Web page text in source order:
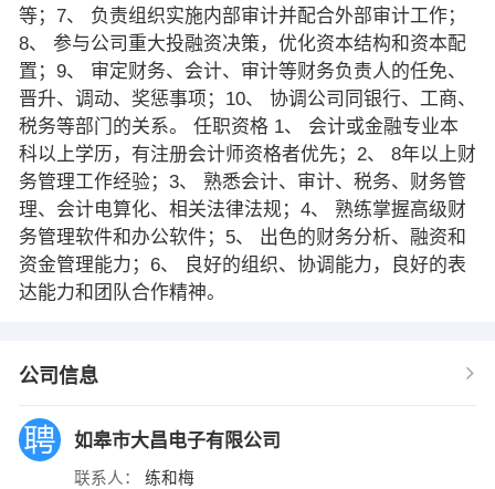
等；7、 负责组织实施内部审计并配合外部审计工作；
8、 参与公司重大投融资决策，优化资本结构和资本配
置；9、 审定财务、会计、审计等财务负责人的任免、
晋升、调动、奖惩事项；10、 协调公司同银行、工商、
税务等部门的关系。 任职资格 1、 会计或金融专业本
科以上学历，有注册会计师资格者优先；2、 8年以上财
务管理工作经验；3、 熟悉会计、审计、税务、财务管
理、会计电算化、相关法律法规；4、 熟练掌握高级财
务管理软件和办公软件；5、 出色的财务分析、融资和
资金管理能力；6、 良好的组织、协调能力，良好的表
达能力和团队合作精神。
公司信息
如皋市大昌电子有限公司
联系人： 练和梅